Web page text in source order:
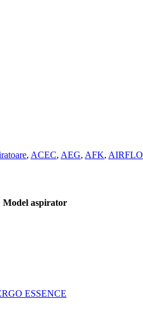
, ACEC, AEG, AFK, AIRFLO
Model aspirator
ESSENCE